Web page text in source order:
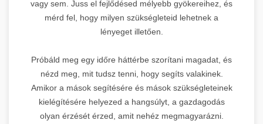
vagy sem. Juss el fejlődésed mélyebb gyökereihez, és
mérd fel, hogy milyen szükségleteid lehetnek a
lényeget illetően.
Próbáld meg egy időre háttérbe szorítani magadat, és
nézd meg, mit tudsz tenni, hogy segíts valakinek.
Amikor a mások segítésére és mások szükségleteinek
kielégítésére helyezed a hangsúlyt, a gazdagodás
olyan érzését érzed, amit nehéz megmagyarázni.